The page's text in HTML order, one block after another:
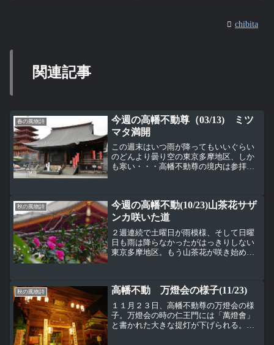
chibita
関連記事
春の風物詩
今週の高幡不動尊（03/13) ミツ
マタ満開
この週末はいつ雨が降ってもいいぐらい
のどんより曇り空の東京多摩地区、しか
も寒い・・・高幡不動尊の境内は参拝者
辛いけど、ミツマタはその...
秋の風物詩
今週の高幡不動(10/23)山茶花サザ
ンカ咲いた道
２週連続で土曜日が雨模様、そして日曜
日も雨は降らなかったがはっきりしない
東京多摩地区。もう山茶花が咲き始めて
ら、そろそろ七五三参りの...
秋の風物詩 高幡不動 万燈会の様子(11/23)
１１月２３日、高幡不動尊の万燈会の様
子。万燈会の時の仁王門には「萬燈會」
と書かれた大きな提灯が下げられる。万